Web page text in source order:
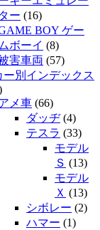
ター (16)
BOY ゲー
ムボーイ (8)
害車両 (57)
ー別インデックス
メ車 (66)
ダッヂ(4)
テスラ (33)
モデル
Ｓ (13)
モデル
Ｘ (13)
シボレー (2)
ハマー (1)